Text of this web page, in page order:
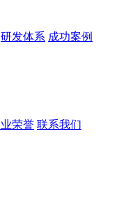
研发体系 成功案例
荣誉 联系我们